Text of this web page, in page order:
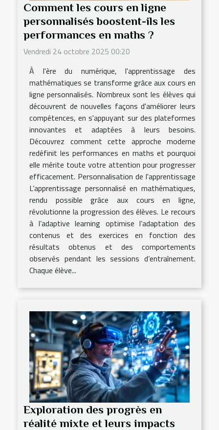
Comment les cours en ligne
personnalisés boostent-ils les
performances en maths ?
Vendredi 24 octobre 2025 00:20
À l'ère du numérique, l'apprentissage des
mathématiques se transforme grâce aux cours en
ligne personnalisés. Nombreux sont les élèves qui
découvrent de nouvelles façons d'améliorer leurs
compétences, en s'appuyant sur des plateformes
innovantes et adaptées à leurs besoins.
Découvrez comment cette approche moderne
redéfinit les performances en maths et pourquoi
elle mérite toute votre attention pour progresser
efficacement. Personnalisation de l'apprentissage
L’apprentissage personnalisé en mathématiques,
rendu possible grâce aux cours en ligne,
révolutionne la progression des élèves. Le recours
à l’adaptive learning optimise l’adaptation des
contenus et des exercices en fonction des
résultats obtenus et des comportements
observés pendant les sessions d’entraînement.
Chaque élève...
Exploration des progrès en
réalité mixte et leurs impacts